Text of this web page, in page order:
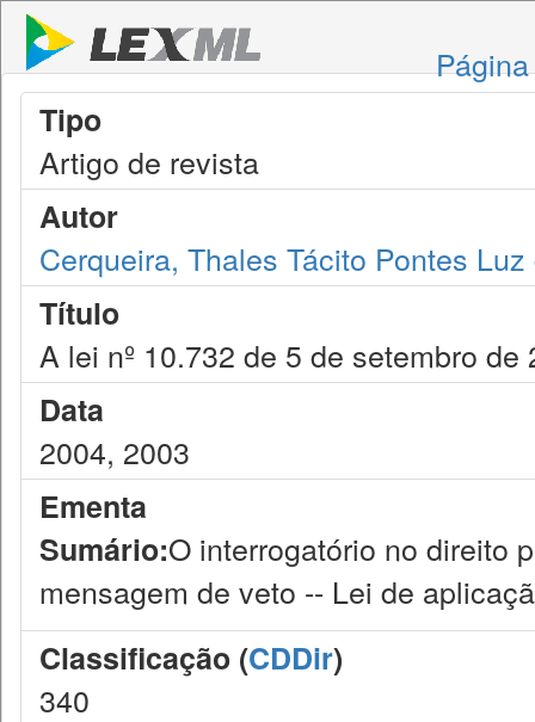
Tipo
Artigo de revista
Autor
Cerqueira, Thales Tácito Pontes
Título
A lei nº 10.732 de 5 de setembro de
Data
2004, 2003
Ementa
Sumário:O interrogatório no direito
mensagem de veto -- Lei de
Classificação (CDDir)
340